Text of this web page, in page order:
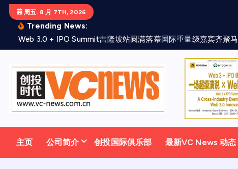
文
周五. 8 月 7TH, 2026
Trending News:
Web 3.0 + IPO Summit吉隆坡站圆满落幕国际重量级嘉宾齐聚马
主页 公司简介 创投国际俱乐部 最新VC News 动态